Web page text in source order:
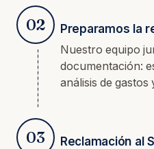
02
Preparamos la
Nuestro equipo
documentación:
análisis de gastos
03
Reclamación al